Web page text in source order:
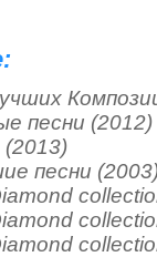
песни (2012)
песни